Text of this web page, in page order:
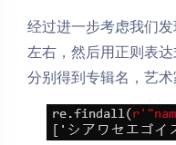
经过进一步考虑我们
左右，然后用正则表达
分别得到专辑名，艺术